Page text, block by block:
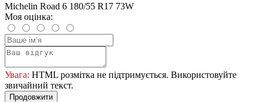
Michelin Road 6 180/55 R17 73W
Моя оцінка:
Увага: HTML розмітка не підтримується. Використовуйте
звичайний текст.
Продовжити